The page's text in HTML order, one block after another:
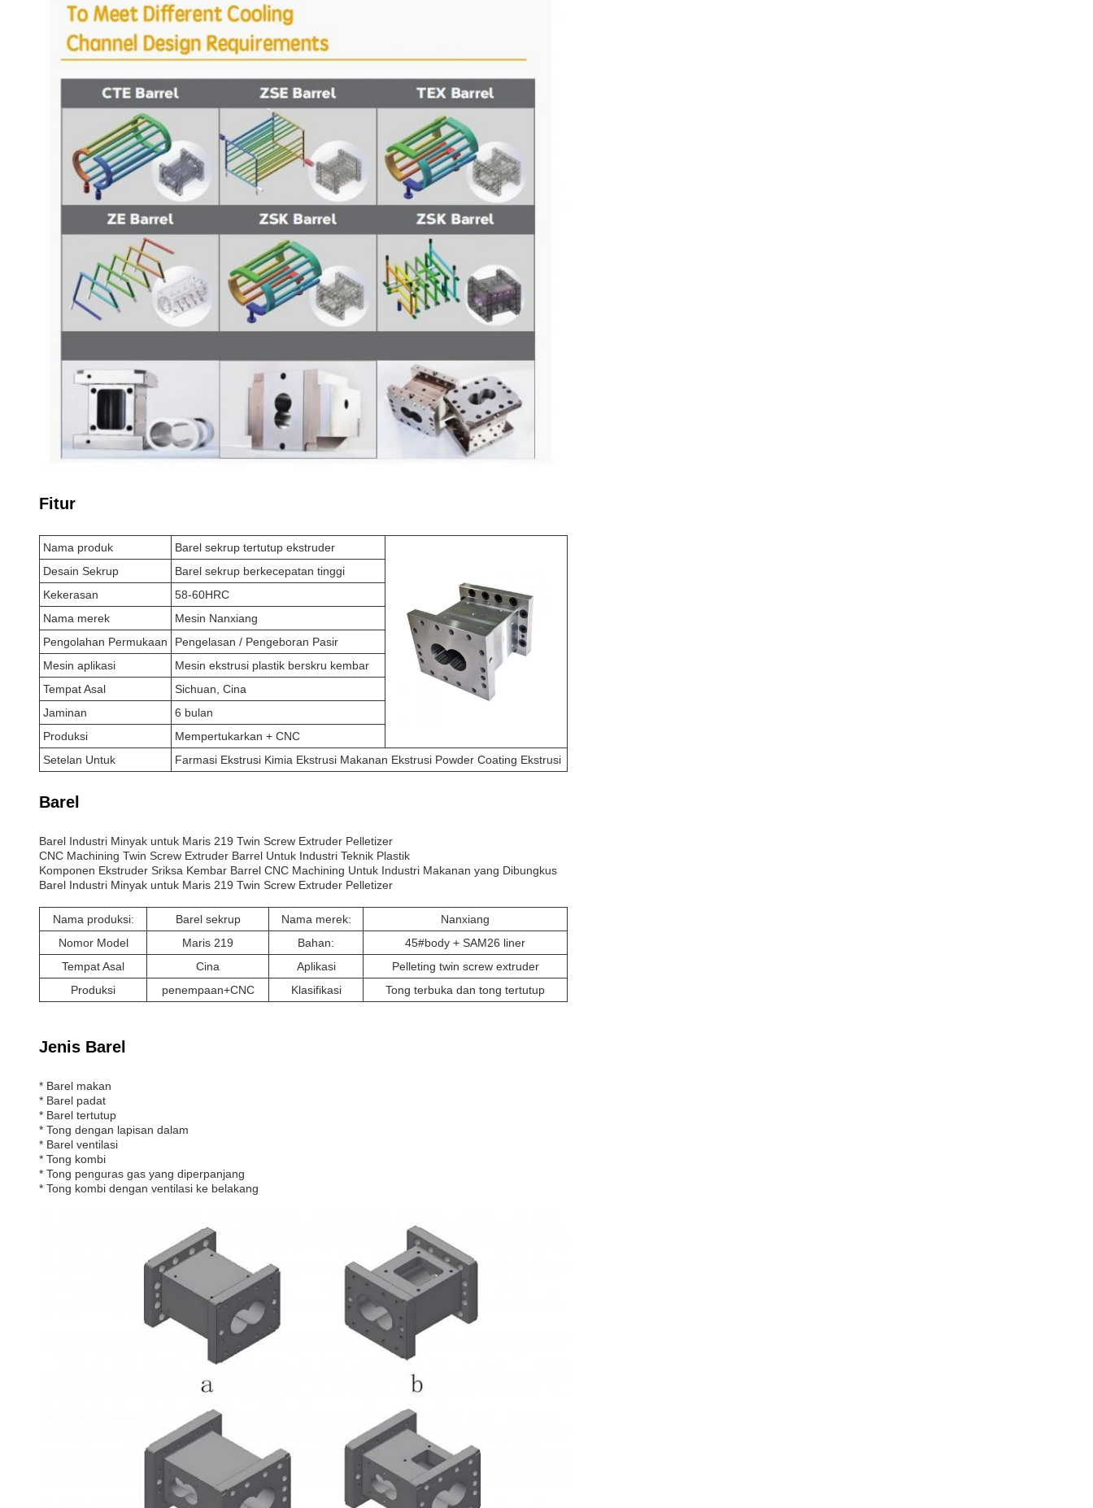
Fitur
Nama produk
Barel sekrup tertutup ekstruder
Desain Sekrup
Barel sekrup berkecepatan tinggi
Kekerasan
58-60HRC
Nama merek
Mesin Nanxiang
Pengolahan Permukaan
Pengelasan / Pengeboran Pasir
Mesin aplikasi
Mesin ekstrusi plastik berskru kembar
Tempat Asal
Sichuan, Cina
Jaminan
6 bulan
Produksi
Mempertukarkan + CNC
Setelan Untuk
Farmasi Ekstrusi Kimia Ekstrusi Makanan Ekstrusi Powder Coating Ekstrusi
Barel
Barel Industri Minyak untuk Maris 219 Twin Screw Extruder Pelletizer
CNC Machining Twin Screw Extruder Barrel Untuk Industri Teknik Plastik
Komponen Ekstruder Sriksa Kembar Barrel CNC Machining Untuk Industri Makanan yang Dibungkus
Barel Industri Minyak untuk Maris 219 Twin Screw Extruder Pelletizer
Nama produksi: Barel sekrup Nama merek:
Nanxiang
Nomor Model
Maris 219 Bahan:
45#body + SAM26 liner
Tempat Asal
Cina Aplikasi
Pelleting twin screw extruder
Produksi
penempaan+CNC Klasifikasi Tong terbuka dan tong tertutup
Jenis Barel
* Barel makan
* Barel padat
* Barel tertutup
* Tong dengan lapisan dalam
* Barel ventilasi
* Tong kombi
* Tong penguras gas yang diperpanjang
* Tong kombi dengan ventilasi ke belakang